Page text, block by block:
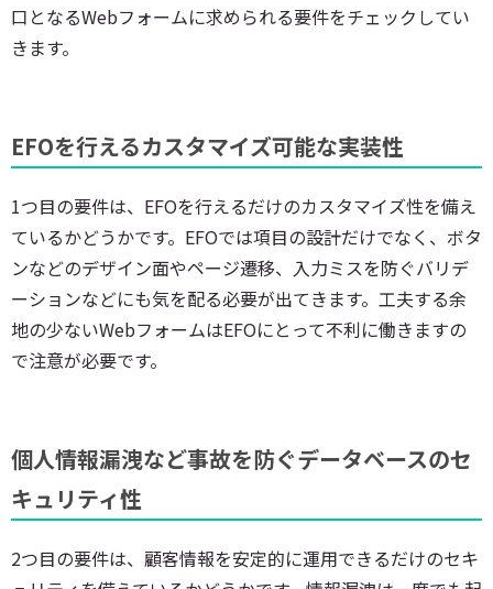
口となるWebフォームに求められる要件をチェックしてい
きます。
EFOを行えるカスタマイズ可能な実装性
1つ目の要件は、EFOを行えるだけのカスタマイズ性を備え
ているかどうかです。EFOでは項目の設計だけでなく、ボタ
ンなどのデザイン面やページ遷移、入力ミスを防ぐバリデ
ーションなどにも気を配る必要が出てきます。工夫する余
地の少ないWebフォームはEFOにとって不利に働きますの
で注意が必要です。
個人情報漏洩など事故を防ぐデータベースのセ
キュリティ性
2つ目の要件は、顧客情報を安定的に運用できるだけのセキ